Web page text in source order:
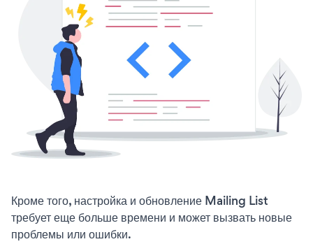
Кроме того, настройка и обновление Mailing List
требует еще больше времени и может вызвать новые
проблемы или ошибки.